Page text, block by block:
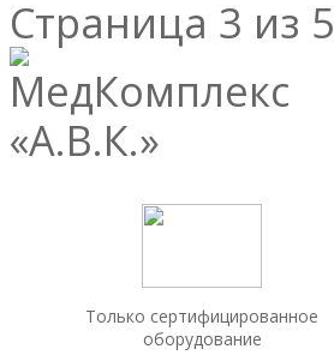
Страница 3 из 5
Только сертифицированное
оборудование